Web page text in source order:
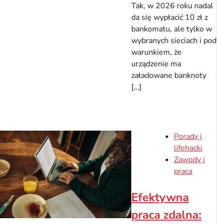
Tak, w 2026 roku nadal
da się wypłacić 10 zł z
bankomatu, ale tylko w
wybranych sieciach i pod
warunkiem, że
urządzenie ma
załadowane banknoty
[…]
Porady i
lifehacki
Zawody i
praca
Efektywna
praca zdalna: